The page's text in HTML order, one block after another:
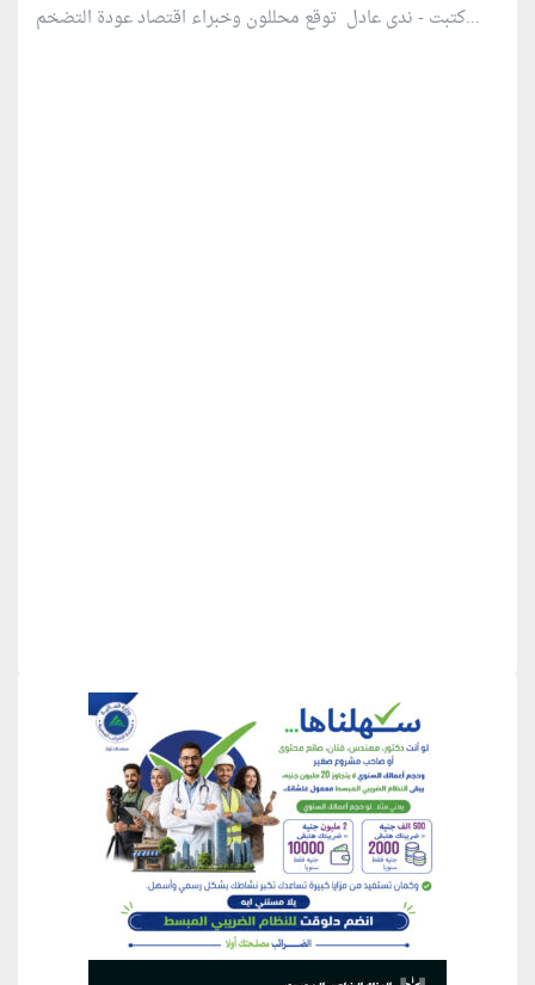
كتبت - ندى عادل توقع محللون وخبراء اقتصاد عودة التضخم...
منطقة إعلانية